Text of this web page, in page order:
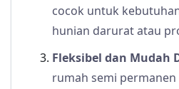
cocok untuk
hunian darurat atau
Fleksibel dan Mudah
rumah semi